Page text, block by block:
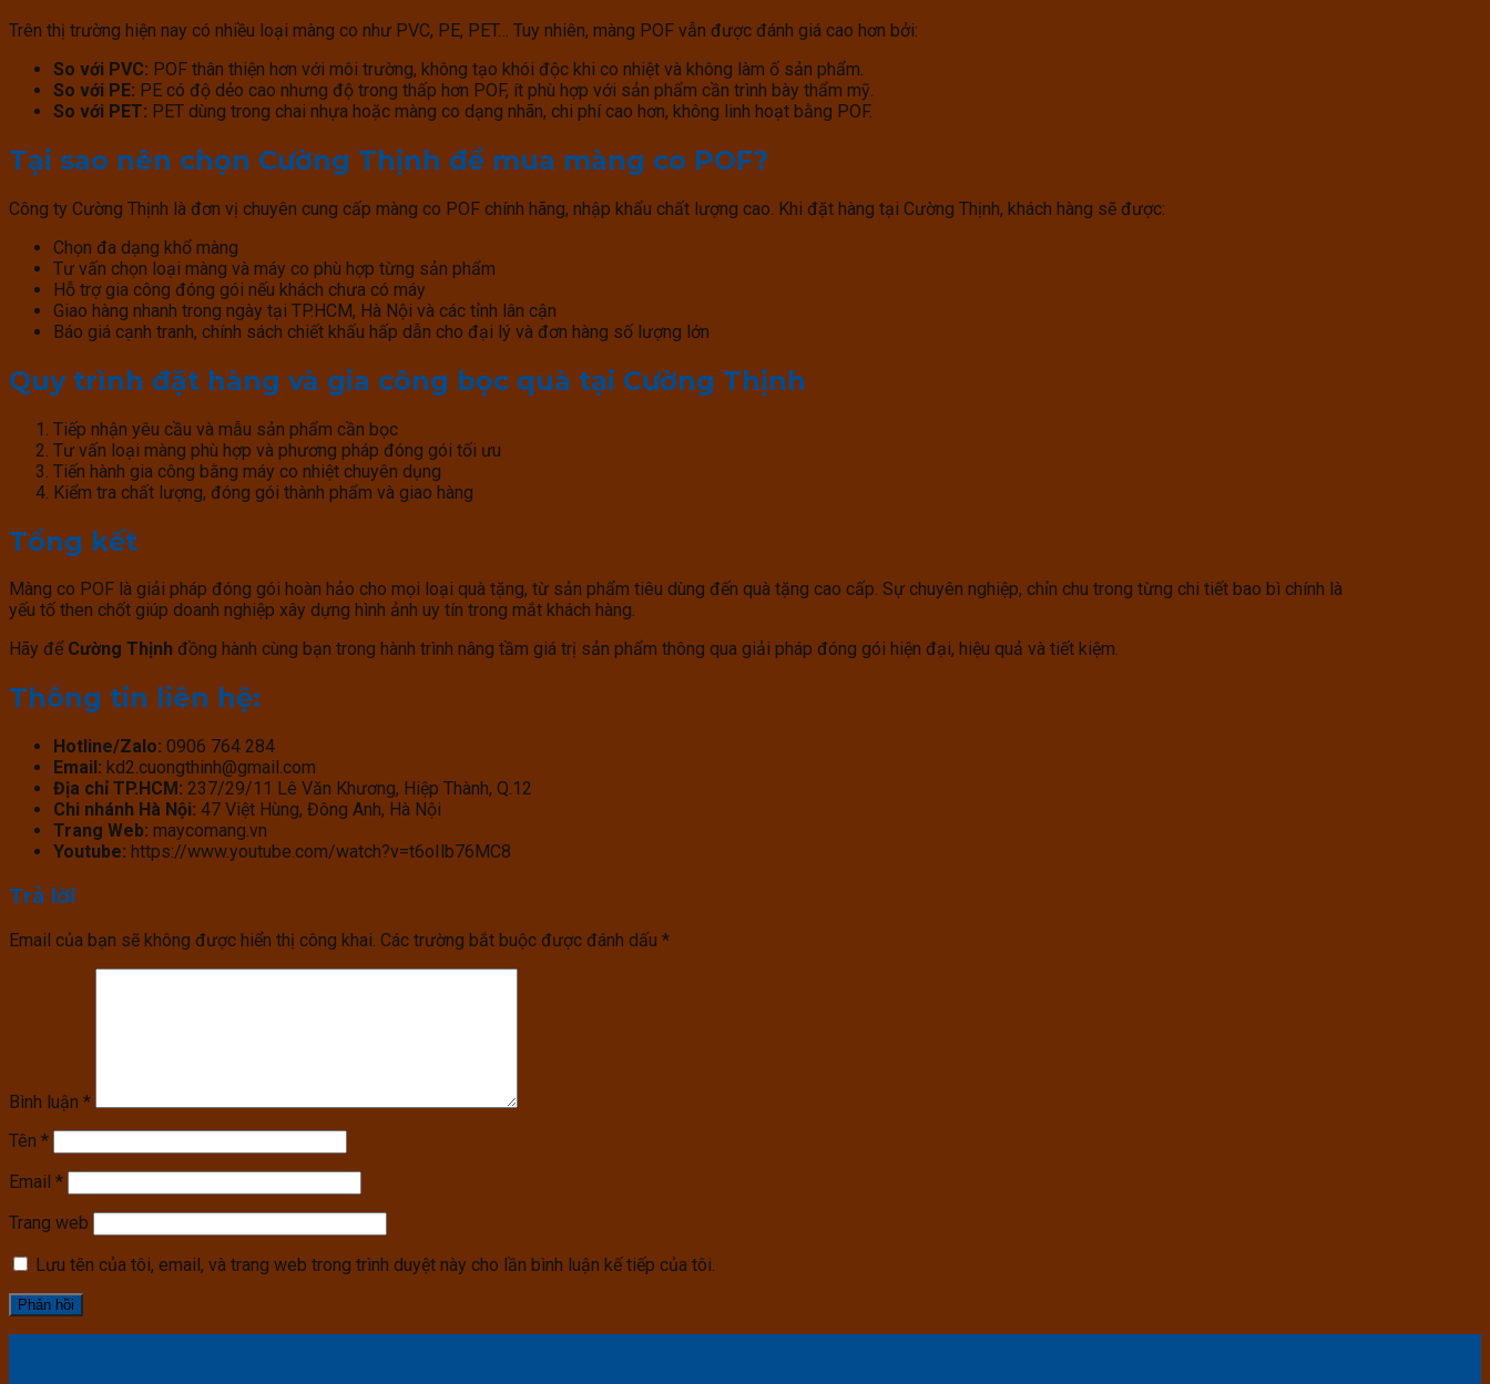
Trên thị trường hiện nay có nhiều loại màng co như PVC, PE, PET… Tuy nhiên, màng POF vẫn được đánh giá cao hơn bởi:
So với PVC: POF thân thiện hơn với môi trường, không tạo khói độc khi co nhiệt và không làm ố sản phẩm.
So với PE: PE có độ dẻo cao nhưng độ trong thấp hơn POF, ít phù hợp với sản phẩm cần trình bày thẩm mỹ.
So với PET: PET dùng trong chai nhựa hoặc màng co dạng nhãn, chi phí cao hơn, không linh hoạt bằng POF.
Tại sao nên chọn Cường Thịnh để mua màng co POF?
Công ty Cường Thịnh là đơn vị chuyên cung cấp màng co POF chính hãng, nhập khẩu chất lượng cao. Khi đặt hàng tại Cường Thịnh, khách hàng sẽ được:
Chọn đa dạng khổ màng
Tư vấn chọn loại màng và máy co phù hợp từng sản phẩm
Hỗ trợ gia công đóng gói nếu khách chưa có máy
Giao hàng nhanh trong ngày tại TP.HCM, Hà Nội và các tỉnh lân cận
Báo giá cạnh tranh, chính sách chiết khấu hấp dẫn cho đại lý và đơn hàng số lượng lớn
Quy trình đặt hàng và gia công bọc quà tại Cường Thịnh
Tiếp nhận yêu cầu và mẫu sản phẩm cần bọc
Tư vấn loại màng phù hợp và phương pháp đóng gói tối ưu
Tiến hành gia công bằng máy co nhiệt chuyên dụng
Kiểm tra chất lượng, đóng gói thành phẩm và giao hàng
Tổng kết
Màng co POF là giải pháp đóng gói hoàn hảo cho mọi loại quà tặng, từ sản phẩm tiêu dùng đến quà tặng cao cấp. Sự chuyên nghiệp, chỉn chu trong từng chi tiết bao bì chính là
yếu tố then chốt giúp doanh nghiệp xây dựng hình ảnh uy tín trong mắt khách hàng.
Hãy để Cường Thịnh đồng hành cùng bạn trong hành trình nâng tầm giá trị sản phẩm thông qua giải pháp đóng gói hiện đại, hiệu quả và tiết kiệm.
Thông tin liên hệ:
Hotline/Zalo: 0906 764 284
Email: kd2.cuongthinh@gmail.com
Địa chỉ TP.HCM: 237/29/11 Lê Văn Khương, Hiệp Thành, Q.12
Chi nhánh Hà Nội: 47 Việt Hùng, Đông Anh, Hà Nội
Trang Web: maycomang.vn
Youtube: https://www.youtube.com/watch?v=t6oIlb76MC8
Trả lời
Email của bạn sẽ không được hiển thị công khai. Các trường bắt buộc được đánh dấu *
Bình luận *
Tên *
Email *
Trang web
Lưu tên của tôi, email, và trang web trong trình duyệt này cho lần bình luận kế tiếp của tôi.